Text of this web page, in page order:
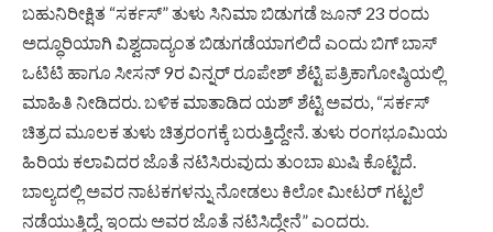
ಬಹುನಿರೀಕ್ಷಿತ “ಸರ್ಕಸ್” ತುಳು ಸಿನಿಮಾ ಬಿಡುಗಡೆ ಜೂನ್ 23 ರಂದು
ಅದ್ಧೂರಿಯಾಗಿ ವಿಶ್ವದಾದ್ಯಂತ ಬಿಡುಗಡೆಯಾಗಲಿದೆ ಎಂದು ಬಿಗ್ ಬಾಸ್
ಒಟಿಟಿ ಹಾಗೂ ಸೀಸನ್ 9ರ ವಿನ್ನರ್ ರೂಪೇಶ್ ಶೆಟ್ಟಿ ಪತ್ರಿಕಾಗೋಷ್ಠಿಯಲ್ಲಿ
ಮಾಹಿತಿ ನೀಡಿದರು. ಬಳಿಕ ಮಾತಾಡಿದ ಯಶ್ ಶೆಟ್ಟಿ ಅವರು, “ಸರ್ಕಸ್
ಚಿತ್ರದ ಮೂಲಕ ತುಳು ಚಿತ್ರರಂಗಕ್ಕೆ ಬರುತ್ತಿದ್ದೇನೆ. ತುಳು ರಂಗಭೂಮಿಯ
ಹಿರಿಯ ಕಲಾವಿದರ ಜೊತೆ ನಟಿಸಿರುವುದು ತುಂಬಾ ಖುಷಿ ಕೊಟ್ಟಿದೆ.
ಬಾಲ್ಯದಲ್ಲಿ ಅವರ ನಾಟಕಗಳನ್ನು ನೋಡಲು ಕಿಲೋ ಮೀಟರ್ ಗಟ್ಟಲೆ
ನಡೆಯುತ್ತಿದ್ದೆ, ಇಂದು ಅವರ ಜೊತೆ ನಟಿಸಿದ್ದೇನೆ” ಎಂದರು.